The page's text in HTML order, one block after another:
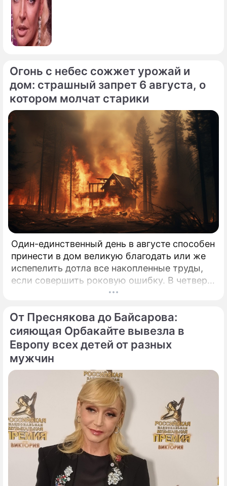
Огонь с небес сожжет урожай и
дом: страшный запрет 6 августа, о
котором молчат старики
Один-единственный день в августе способен
принести в дом великую благодать или же
испепелить дотла все накопленные труды,
если совершить роковую ошибку. В четверг,
6 августа 2026 года, православная церковь
благоверных князей-страстотерпцев Бориса
и Глеба.
От Преснякова до Байсарова:
сияющая Орбакайте вывезла в
Европу всех детей от разных
мужчин